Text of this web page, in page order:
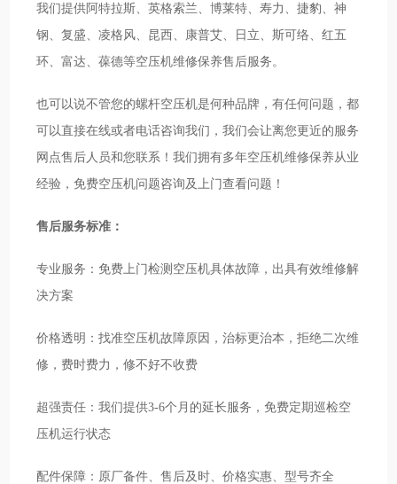
我们提供阿特拉斯、英格索兰、博莱特、寿力、捷豹、神
钢、复盛、凌格风、昆西、康普艾、日立、斯可络、红五
环、富达、葆德等空压机维修保养售后服务。
也可以说不管您的螺杆空压机是何种品牌，有任何问题，都
可以直接在线或者电话咨询我们，我们会让离您更近的服务
网点售后人员和您联系！我们拥有多年空压机维修保养从业
经验，免费空压机问题咨询及上门查看问题！
售后服务标准：
专业服务：免费上门检测空压机具体故障，出具有效维修解
决方案
价格透明：找准空压机故障原因，治标更治本，拒绝二次维
修，费时费力，修不好不收费
超强责任：我们提供3-6个月的延长服务，免费定期巡检空
压机运行状态
配件保障：原厂备件、售后及时、价格实惠、型号齐全